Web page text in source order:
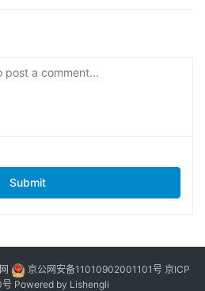
post a comment...
Submit
京公网安备11010902001101号 京ICP
Powered by Lishengli